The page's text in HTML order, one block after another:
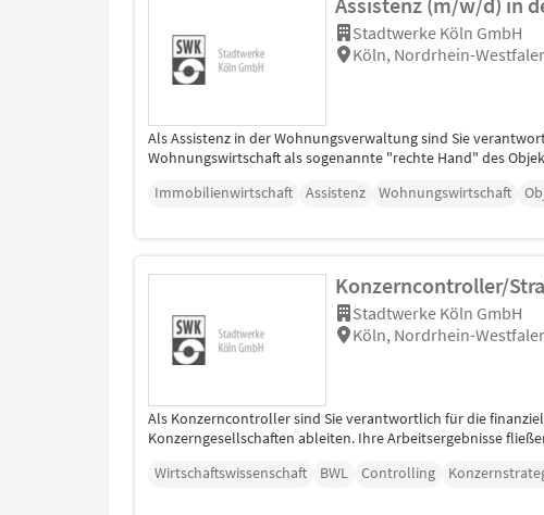
Stadtwerke Köln GmbH
Köln, Nordrhein-
Als Assistenz in der Wohnungsverwaltung sind Sie
Wohnungswirtschaft als sogenannte "rechte Hand" des
Immobilienwirtschaft
Assistenz Wohnungswirtschaft
Konzerncontroller/
Stadtwerke Köln GmbH
Köln, Nordrhein-
Als Konzerncontroller sind Sie verantwortlich für die
Konzerngesellschaften ableiten. Ihre Arbeitsergebnisse
Wirtschaftswissenschaft
BWL Controlling